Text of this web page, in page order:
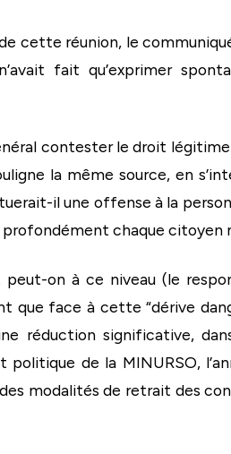
cette réunion, le
fait qu’exprimer
contester le droit
la même source, en
il une offense à la
chaque citoyen
on à ce niveau (le
que face à cette “dérive
réduction significative,
de la MINURSO,
modalités de retrait des